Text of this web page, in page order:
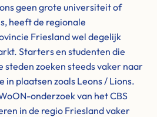
geen grote universiteit of
heeft de regionale
Friesland wel degelijk
Starters en studenten die
steden zoeken steeds vaker naar
plaatsen zoals Leons / Lions.
onderzoek van het CBS
in de regio Friesland vaker